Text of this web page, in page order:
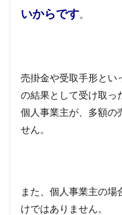
いからです。
売掛金や受取手形とい
の結果として受け取っ
個人事業主が、多額の
せん。
また、個人事業主の
けではありません。